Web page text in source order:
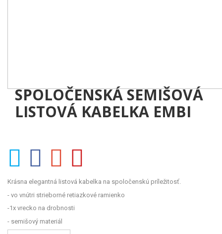
SPOLOČENSKÁ SEMIŠOVÁ
LISTOVÁ KABELKA EMBI
Krásna elegantná listová kabelka na spoločenskú príležitosť.
- vo vnútri strieborné retiazkové ramienko
-1x vrecko na drobnosti
- semišový materiál